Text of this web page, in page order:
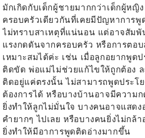
มักเกิดกับเด็กผู้ชายมากกว่าเด็กผู้หญิ
ครอบครัวเดียวกันที่เคยมีปัญหาการ
ไม่ทราบสาเหตุที่แน่นอน แต่อาจสัมพั
แรงกดดันจากครอบครัว หรือการตอ
เหมาะสมได้ค่ะ เช่น เมื่อลูกอยากพูด
ติดขัด พ่อแม่ไม่ช่วยแก้ไขให้ถูกต้อง ล
ติดอยู่แค่ตรงนั้น ไม่สามารถพูดประโ
ต้องการได้ หรือบางบ้านอาจมีความ
ยิ่งทำให้ลูกไม่มั่นใจ บางคนอาจแสด
คำยากๆ ไปเลย หรือบางคนยิ่งไม่กล้า
ยิ่งทำให้มีอาการพูดติดอ่างมากขึ้น